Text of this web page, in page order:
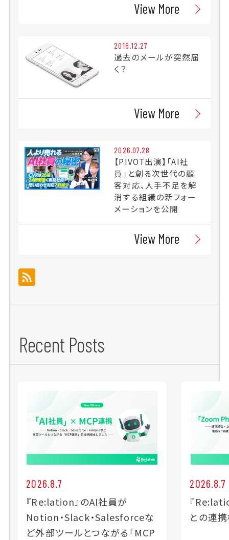
View More
2016.12.27
過去のメールが突然届
く？
View More
2026.07.28
【PIVOT出演】「AI社
員」と創る次世代の顧
客対応、人手不足を解
消する組織の新フォー
メーションを公開
View More
Recent Posts
2026.8.7
『Re:lation』のAI社員が
Notion・Slack・Salesforceな
ど外部ツールとつながる「MCP
2026.8.7
『
との連